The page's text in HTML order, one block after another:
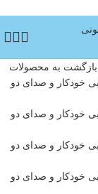
بازگشت به محصولات